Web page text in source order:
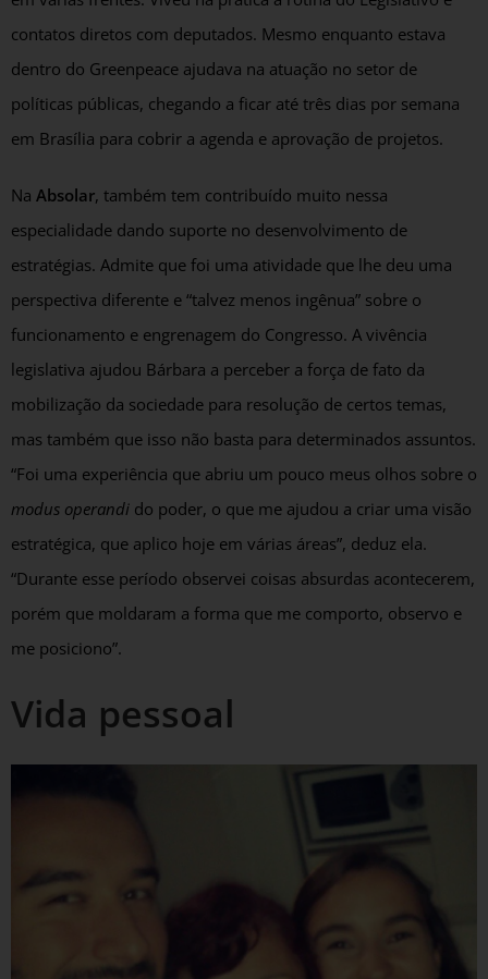
contatos diretos com deputados. Mesmo enquanto estava
dentro do Greenpeace ajudava na atuação no setor de
políticas públicas, chegando a ficar até três dias por semana
em Brasília para cobrir a agenda e aprovação de projetos.
Na Absolar, também tem contribuído muito nessa
especialidade dando suporte no desenvolvimento de
estratégias. Admite que foi uma atividade que lhe deu uma
perspectiva diferente e “talvez menos ingênua” sobre o
funcionamento e engrenagem do Congresso. A vivência
legislativa ajudou Bárbara a perceber a força de fato da
mobilização da sociedade para resolução de certos temas,
mas também que isso não basta para determinados assuntos.
“Foi uma experiência que abriu um pouco meus olhos sobre o
modus operandi do poder, o que me ajudou a criar uma visão
estratégica, que aplico hoje em várias áreas”, deduz ela.
“Durante esse período observei coisas absurdas acontecerem,
porém que moldaram a forma que me comporto, observo e
me posiciono”.
Vida pessoal